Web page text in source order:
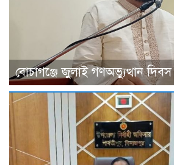
বোচাগঞ্জে জুলাই গণঅভ্যুত্থান